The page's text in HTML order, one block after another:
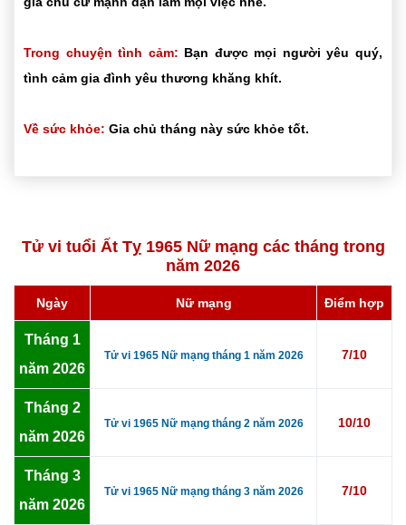
Trong chuyện tình cảm: Bạn được mọi người yêu quý,
tình cảm gia đình yêu thương khăng khít.
Về sức khỏe: Gia chủ tháng này sức khỏe tốt.
Tử vi tuổi Ất Tỵ 1965 Nữ mạng các tháng trong
năm 2026
Ngày Nữ mạng Điểm hợp
Tháng 1
năm 2026
Tử vi 1965 Nữ mạng tháng 1 năm 2026 7/10
Tháng 2
năm 2026
Tử vi 1965 Nữ mạng tháng 2 năm 2026 10/10
Tháng 3
năm 2026
Tử vi 1965 Nữ mạng tháng 3 năm 2026 7/10